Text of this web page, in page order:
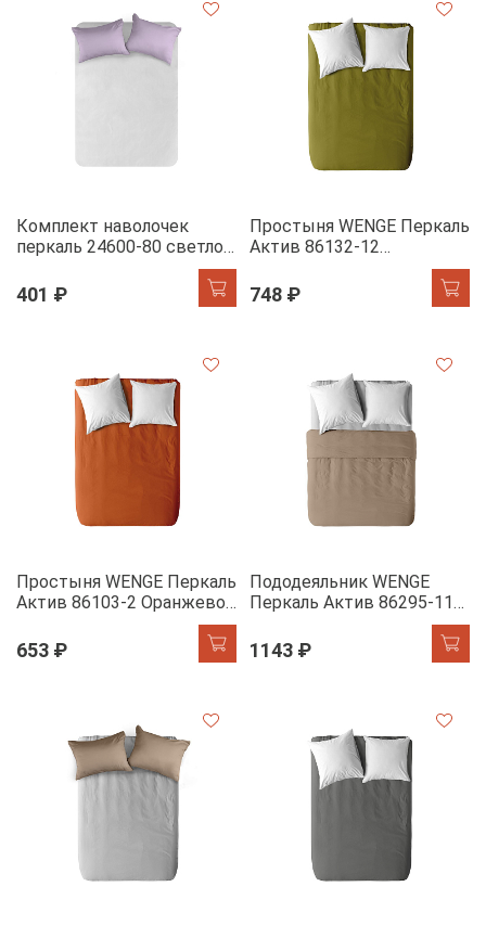
Комплект наволочек
перкаль 24600-80 светло-
401 ₽
Простыня WENGE Перкаль
Актив 86132-12
748 ₽
Простыня WENGE Перкаль
Актив 86103-2 Оранжево-
653 ₽
Пододеяльник WENGE
Перкаль Актив 86295-11
1143 ₽